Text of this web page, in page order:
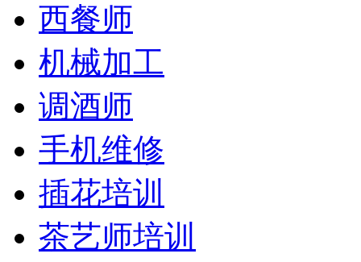
西餐师
机械加工
调酒师
手机维修
插花培训
茶艺师培训